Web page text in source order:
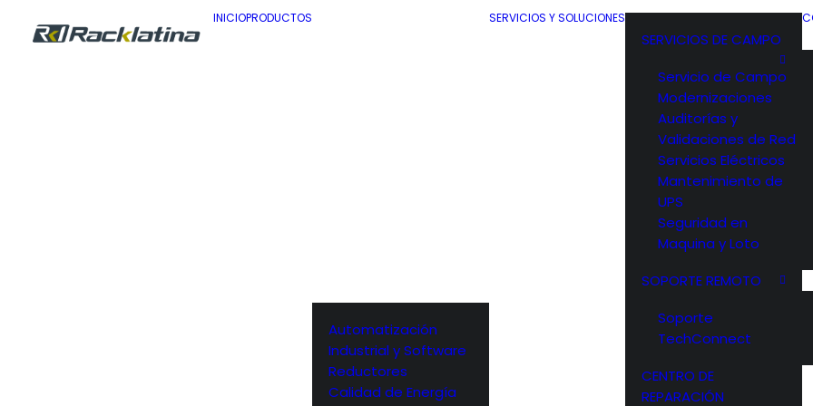
INICIOPRODUCTOS
Automatización
Industrial y Software
Reductores
Calidad de Energía
SERVICIOS Y SOLUCIONES
SERVICIOS DE CAMPO
Servicio de Campo
Modernizaciones
Auditorías y
Validaciones de Red
Servicios Eléctricos
Mantenimiento de
UPS
Seguridad en
Maquina y Loto
SOPORTE REMOTO
Soporte
TechConnect
CENTRO DE
REPARACIÓN